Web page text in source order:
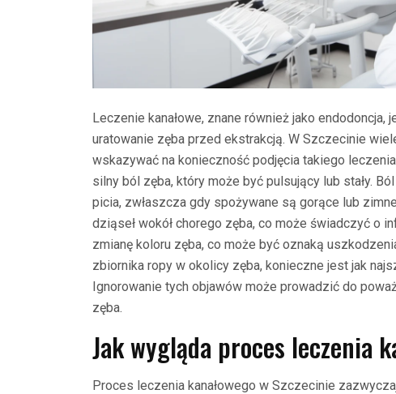
Leczenie kanałowe, znane również jako
uratowanie zęba przed ekstrakcją. W Szczecinie
wskazywać na konieczność podjęcia takiego
silny ból zęba, który może być pulsujący lub stały.
picia, zwłaszcza gdy spożywane są gorące lub
dziąseł wokół chorego zęba, co może świadczyć o
zmianę koloru zęba, co może być oznaką
zbiornika ropy w okolicy zęba, konieczne jest jak
Ignorowanie tych objawów może prowadzić do
zęba.
Jak wygląda proces leczenia
Proces leczenia kanałowego w Szczecinie